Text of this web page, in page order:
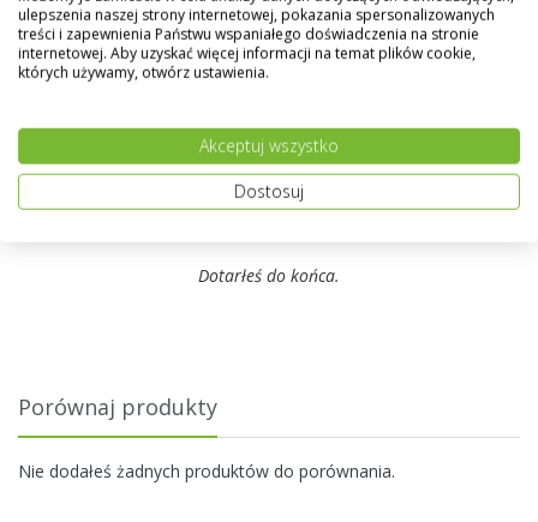
849,00 zł 999,00 zł
Dotarłeś do końca.
Porównaj produkty
Nie dodałeś żadnych produktów do porównania.
ulepszenia naszej strony internetowej, pokazania spersonalizowanych
treści i zapewnienia Państwu wspaniałego doświadczenia na stronie
internetowej. Aby uzyskać więcej informacji na temat plików cookie,
których używamy, otwórz ustawienia.
Akceptuj wszystko
Dostosuj